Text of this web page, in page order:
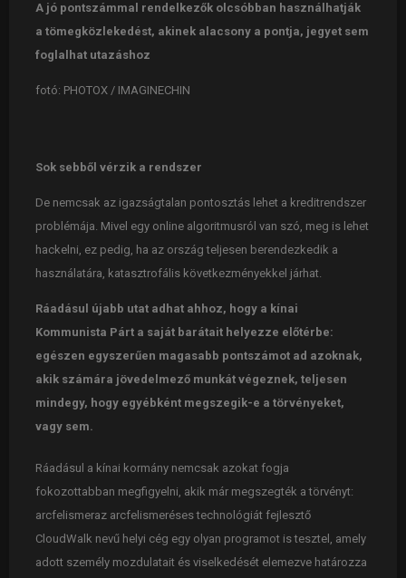
A jó pontszámmal rendelkezők olcsóbban használhatják
a tömegközlekedést, akinek alacsony a pontja, jegyet sem
foglalhat utazáshoz
fotó: PHOTOX / IMAGINECHIN
Sok sebből vérzik a rendszer
De nemcsak az igazságtalan pontosztás lehet a kreditrendszer
problémája. Mivel egy online algoritmusról van szó, meg is lehet
hackelni, ez pedig, ha az ország teljesen berendezkedik a
használatára, katasztrofális következményekkel járhat.
Ráadásul újabb utat adhat ahhoz, hogy a kínai
Kommunista Párt a saját barátait helyezze előtérbe:
egészen egyszerűen magasabb pontszámot ad azoknak,
akik számára jövedelmező munkát végeznek, teljesen
mindegy, hogy egyébként megszegik-e a törvényeket,
vagy sem.
Ráadásul a kínai kormány nemcsak azokat fogja
fokozottabban megfigyelni, akik már megszegték a törvényt:
arcfelismeraz arcfelismeréses technológiát fejlesztő
CloudWalk nevű helyi cég egy olyan programot is tesztel, amely
adott személy mozdulatait és viselkedését elemezve határozza